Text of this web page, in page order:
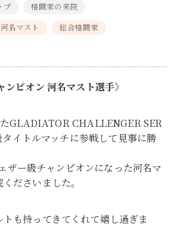
プ
格闘家の来院
河名マスト
総合格闘家
ンピオン 河名マスト選手》
GLADIATOR CHALLENGER SER
イトルマッチに参戦して見事に勝
ザー級チャンピオンになった河名マ
ださいました。
も持ってきてくれて嬉し過ぎま